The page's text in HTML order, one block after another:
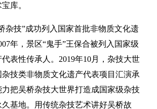
库。
杂技”成功列入国家首批非物质文化遗
年，景区“鬼手”王保合被列入国家级
表性传承人。2019年10月，杂技大世
技类非物质文化遗产代表项目汇演承
把吴桥杂技大世界打造成国家级杂技
基地。用传统杂技艺术讲好吴桥故